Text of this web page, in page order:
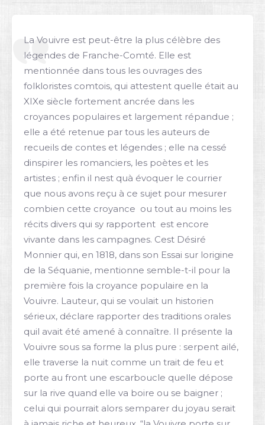
La Vouivre est peut-être la plus célèbre des
légendes de Franche-Comté. Elle est
mentionnée dans tous les ouvrages des
folkloristes comtois, qui attestent quelle était au
XIXe siècle fortement ancrée dans les
croyances populaires et largement répandue ;
elle a été retenue par tous les auteurs de
recueils de contes et légendes ; elle na cessé
dinspirer les romanciers, les poètes et les
artistes ; enfin il nest quà évoquer le courrier
que nous avons reçu à ce sujet pour mesurer
combien cette croyance  ou tout au moins les
récits divers qui sy rapportent  est encore
vivante dans les campagnes. Cest Désiré
Monnier qui, en 1818, dans son Essai sur lorigine
de la Séquanie, mentionne semble-t-il pour la
première fois la croyance populaire en la
Vouivre. Lauteur, qui se voulait un historien
sérieux, déclare rapporter des traditions orales
quil avait été amené à connaître. Il présente la
Vouivre sous sa forme la plus pure : serpent ailé,
elle traverse la nuit comme un trait de feu et
porte au front une escarboucle quelle dépose
sur la rive quand elle va boire ou se baigner ;
celui qui pourrait alors semparer du joyau serait